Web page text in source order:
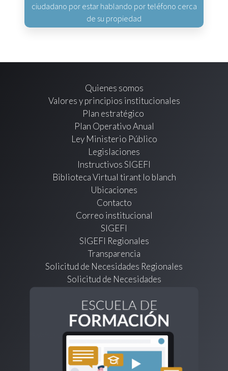
ciudadano por estar hablando por teléfono cerca
de su propiedad
Quienes somos
Valores y principios institucionales
Plan estratégico
Plan Operativo Anual
Ley Ministerio Público
Legislaciones
Instructivos SIGEFI
Biblioteca Virtual tirant lo blanch
Ubicaciones
Contacto
Correo institucional
SIGEFI
SIGEFI Regionales
Transparencia
Solicitud de Necesidades Regionales
Solicitud de Necesidades